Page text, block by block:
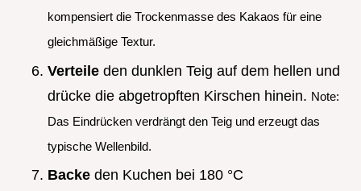
kompensiert die Trockenmasse des Kakaos für eine
gleichmäßige Textur.
Verteile den dunklen Teig auf dem hellen und
drücke die abgetropften Kirschen hinein. Note:
Das Eindrücken verdrängt den Teig und erzeugt das
typische Wellenbild.
Backe den Kuchen bei 180 °C